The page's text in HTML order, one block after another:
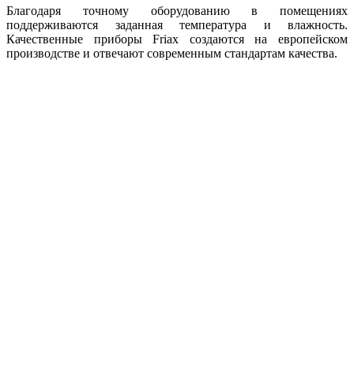
Благодаря точному оборудованию в помещениях
поддерживаются заданная температура и влажность.
Качественные приборы Friax создаются на европейском
производстве и отвечают современным стандартам качества.